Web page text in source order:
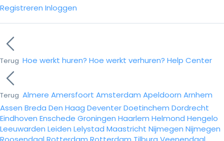
Registreren Inloggen
Terug Hoe werkt huren? Hoe werkt verhuren? Help Center
Terug Almere Amersfoort Amsterdam Apeldoorn Arnhem
Assen Breda Den Haag DeventerDoetinchem Dordrecht
Eindhoven Enschede Groningen Haarlem Helmond Hengelo
Leeuwarden Leiden Lelystad Maastricht Nijmegen Nijmegen